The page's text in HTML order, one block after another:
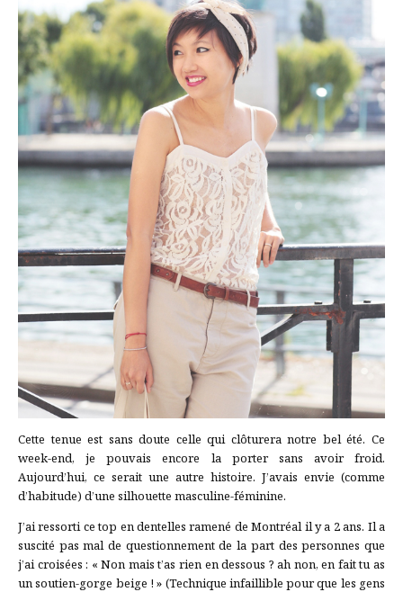
Cette tenue est sans doute celle qui clôturera notre bel été. Ce
week-end, je pouvais encore la porter sans avoir froid.
Aujourd’hui, ce serait une autre histoire. J’avais envie (comme
d’habitude) d’une silhouette masculine-féminine.
J’ai ressorti ce top en dentelles ramené de Montréal il y a 2 ans. Il a
suscité pas mal de questionnement de la part des personnes que
j’ai croisées : « Non mais t’as rien en dessous ? ah non, en fait tu as
un soutien-gorge beige ! » (Technique infaillible pour que les gens